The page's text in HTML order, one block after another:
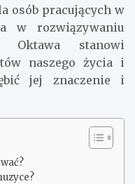
osób pracujących w
w rozwiązywaniu
Oktawa stanowi
naszego życia i
jej znaczenie i